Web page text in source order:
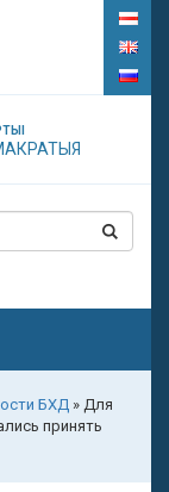
БХД » Для
принять